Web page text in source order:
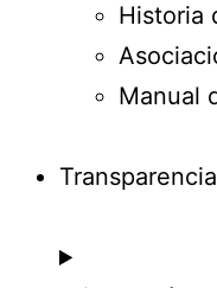
Historia
Manual
Transparencia